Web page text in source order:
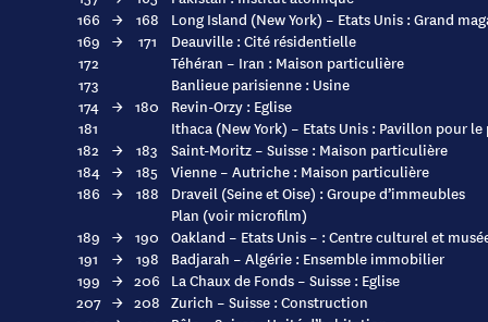
166 → 168
Long Island (New York) – Etats Unis : Grand
169 → 171
Deauville : Cité résidentielle
172
Téhéran – Iran : Maison particulière
173
Banlieue parisienne : Usine
174
→ 180
Revin-Orzy : Eglise
181
Ithaca (New York) – Etats Unis : Pavillon pour
182 → 183
Saint-Moritz – Suisse : Maison particulière
184 → 185
Vienne – Autriche : Maison particulière
186 → 188
Draveil (Seine et Oise) : Groupe d’immeubles
Plan (voir microfilm)
189 → 190 Oakland – Etats Unis – : Centre culturel et
191
→ 198
Badjarah – Algérie : Ensemble immobilier
199 → 206 La Chaux de Fonds – Suisse : Eglise
207 → 208 Zurich – Suisse : Construction